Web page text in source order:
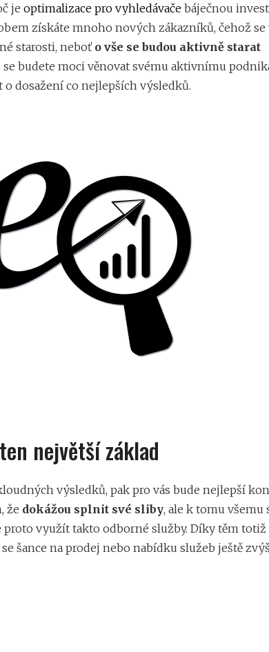
je optimalizace pro vyhledávače báječnou
získáte mnoho nových zákazníků, čehož
starosti, neboť o vše se budou aktivně starat
se budete moci věnovat svému aktivnímu
o dosažení co nejlepších výsledků.
největší základ
výsledků, pak pro vás bude nejlepší
že dokážou splnit své sliby, ale k tomu všemu
využít takto odborné služby. Díky těm totiž
šance na prodej nebo nabídku služeb ještě